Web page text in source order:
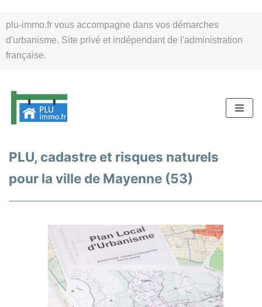
plu-immo.fr vous accompagne dans vos démarches
d'urbanisme. Site privé et indépendant de l'administration
française.
au
contenu
PLU, cadastre et risques naturels
pour la ville de Mayenne (53)